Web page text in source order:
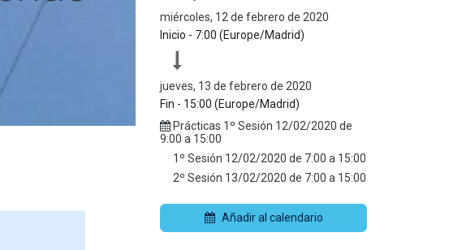
miércoles, 12 de febrero de 2020
Inicio - 7:00 (Europe/Madrid)
jueves, 13 de febrero de 2020
Fin - 15:00 (Europe/Madrid)
Prácticas 1º Sesión 12/02/2020 de
9:00 a 15:00
1º Sesión 12/02/2020 de 7:00 a 15:00
2º Sesión 13/02/2020 de 7:00 a 15:00
Añadir al calendario